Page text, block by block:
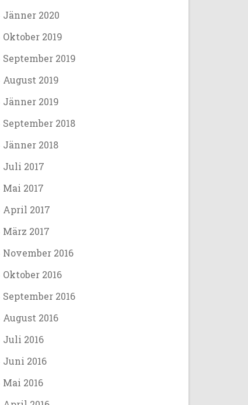
Jänner 2020
Oktober 2019
September 2019
August 2019
Jänner 2019
September 2018
Jänner 2018
Juli 2017
Mai 2017
April 2017
März 2017
November 2016
Oktober 2016
September 2016
August 2016
Juli 2016
Juni 2016
Mai 2016